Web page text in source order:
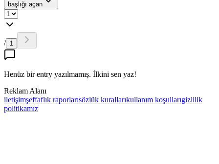
başlığı açan
/ 1
Henüz bir entry yazılmamış. İlkini sen yaz!
Reklam Alanı
iletişimşeffaflık raporlarısözlük kurallarıkullanım koşullarıgizlilik
politikamız